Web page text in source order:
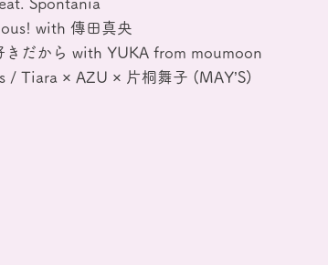
Spontania
with 傳田真央
きだから with YUKA from moumoon
/ Tiara × AZU × 片桐舞子 (MAY’S)